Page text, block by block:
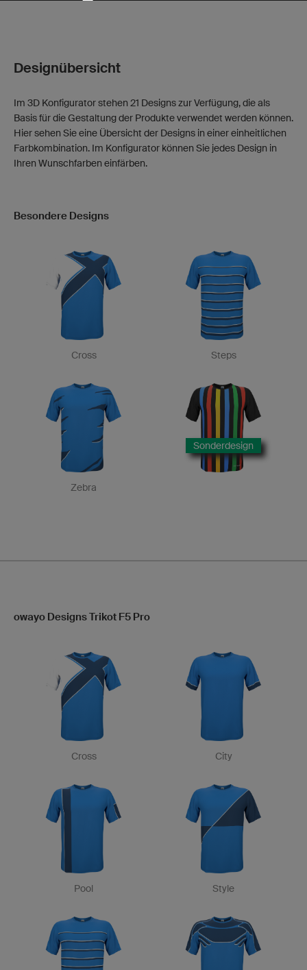
Designübersicht
Im 3D Konfigurator stehen 21 Designs zur Verfügung, die als
Basis für die Gestaltung der Produkte verwendet werden können.
Hier sehen Sie eine Übersicht der Designs in einer einheitlichen
Farbkombination. Im Konfigurator können Sie jedes Design in
Ihren Wunschfarben einfärben.
Besondere Designs
Cross Steps
Zebra
Sonderdesign
owayo Designs Trikot F5 Pro
Cross City
Pool Style